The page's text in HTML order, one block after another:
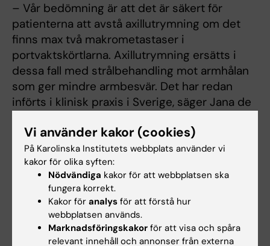
– Vår bedömning är att det är säkert för
patienterna att avstå axillutrymning om det
finns max två makrometastaser i
portvaktskörtlarna. Axillutrymning ersätts i
dessa fall med strålbehandling mot armhålan
som ger mindre armbesvär. Det har redan
införts i klinisk praxis i Sverige, säger Jana de
Studien kallas SENOMAC och är finansierad av
Vetenskapsrådet, Cancerfonden, Nordiska
Cancerunionen och Bröstcancerförbundet.
Publikation
Omitting axillary dissection in breast cancer
Vi använder kakor (cookies)
På Karolinska Institutets webbplats använder vi
kakor för olika syften:
Nödvändiga kakor för att webbplatsen ska
fungera korrekt.
Kakor för analys för att förstå hur
webbplatsen används.
Marknadsföringskakor för att visa och spåra
relevant innehåll och annonser från externa